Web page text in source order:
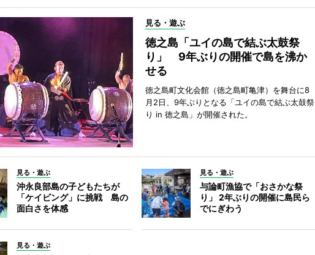
見る・遊ぶ
徳之島「ユイの島で結ぶ太鼓祭
り」 9年ぶりの開催で島を沸か
せる
徳之島町文化会館（徳之島町亀津）を舞台に8
月2日、9年ぶりとなる「ユイの島で結ぶ太鼓祭
り in 徳之島」が開催された。
見る・遊ぶ
沖永良部島の子どもたちが
「ケイビング」に挑戦 島の
面白さを体感
見る・遊ぶ
与論町漁協で「おさかな祭
り」 2年ぶりの開催に島民ら
でにぎわう
見る・遊ぶ